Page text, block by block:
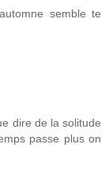
semble te
dire de la solitude
passe plus on